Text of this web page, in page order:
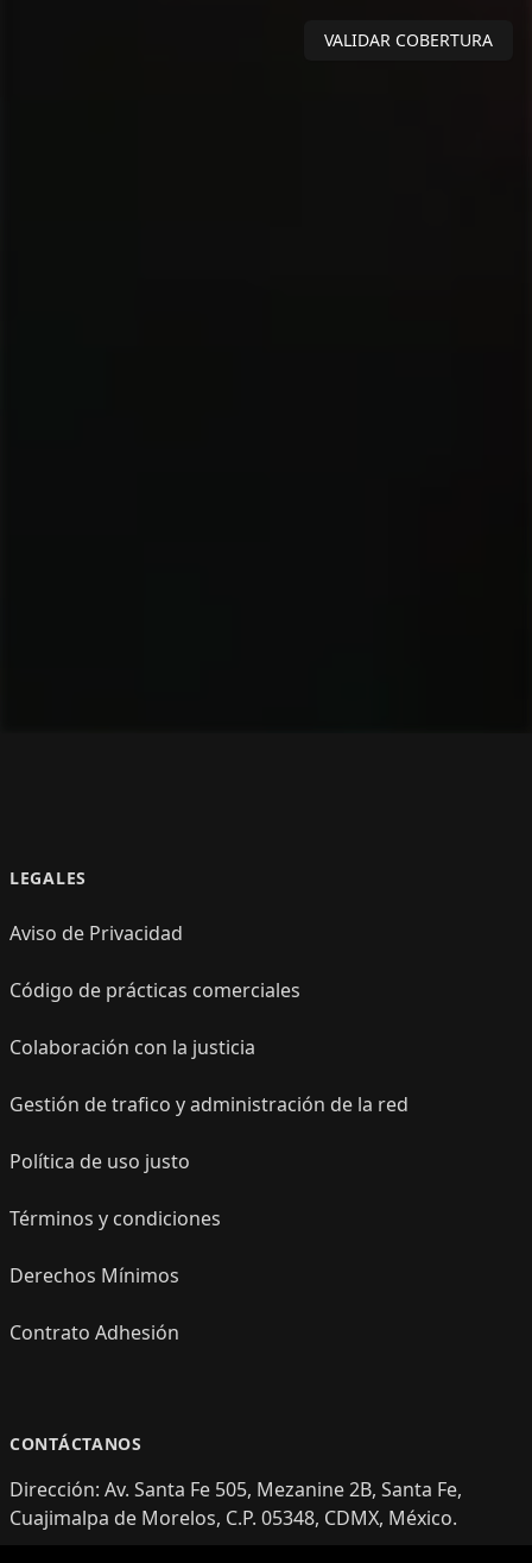
VALIDAR COBERTURA
LEGALES
Aviso de Privacidad
Código de prácticas comerciales
Colaboración con la justicia
Gestión de trafico y administración de la red
Política de uso justo
Términos y condiciones
Derechos Mínimos
Contrato Adhesión
CONTÁCTANOS
Dirección: Av. Santa Fe 505, Mezanine 2B, Santa Fe,
Cuajimalpa de Morelos, C.P. 05348, CDMX, México.